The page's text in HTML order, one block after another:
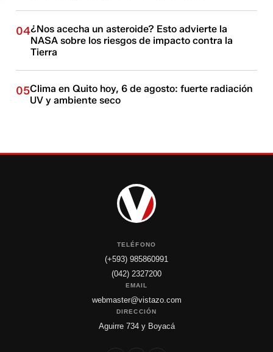
04¿Nos acecha un asteroide? Esto advierte la
NASA sobre los riesgos de impacto contra la
Tierra
05Clima en Quito hoy, 6 de agosto: fuerte radiación
UV y ambiente seco
TELÉFONO
(+593) 985860991
(042) 2327200
EMAIL
webmaster@vistazo.com
DIRECCIÓN
Aguirre 734 y Boyacá